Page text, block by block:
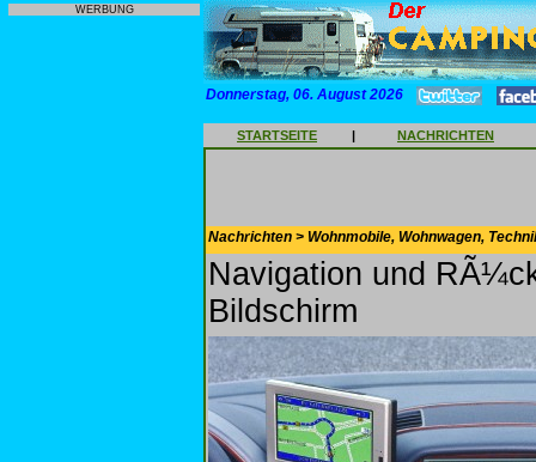
WERBUNG
Donnerstag, 06. August 2026
STARTSEITE | NACHRICHTEN
Nachrichten > Wohnmobile, Wohnwagen,
Navigation und
Bildschirm